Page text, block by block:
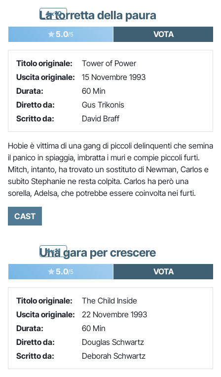
4x10
La torretta della paura
5.0/5 VOTA
Titolo originale:
Tower of Power
Uscita originale:
15 Novembre 1993
Durata:
60 Min
Diretto da:
Gus Trikonis
Scritto da:
David Braff
Hobie è vittima di una gang di piccoli delinquenti che semina
il panico in spiaggia, imbratta i muri e compie piccoli furti.
Mitch, intanto, ha trovato un sostituto di Newman, Carlos e
subito Stephanie ne resta colpita. Carlos ha però una
sorella, Adelsa, che potrebbe essere coinvolta nei furti.
CAST
4x11
Una gara per crescere
5.0/5 VOTA
Titolo originale:
The Child Inside
Uscita originale:
22 Novembre 1993
Durata:
60 Min
Diretto da:
Douglas Schwartz
Scritto da:
Deborah Schwartz